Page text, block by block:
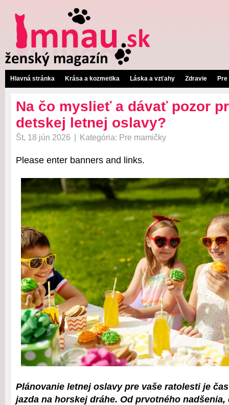
Hlavná stránka Krása a kozmetika Láska a vzťahy Zdravie
Na čo myslieť a dávať pozor
detskej letnej oslavy?
Št, 18 jún 2026 Kategória: Pre mamičky
Please enter banners and links.
Plánovanie letnej oslavy pre vaše ratolesti je
jazda na horskej dráhe. Od prvotného